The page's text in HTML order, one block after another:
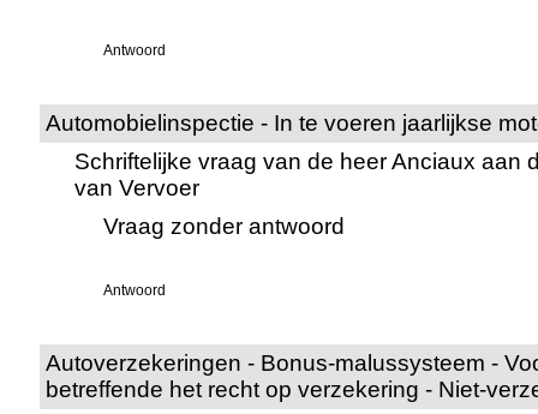
Antwoord
Automobielinspectie - In te voeren jaarlijkse
Schriftelijke vraag van de heer Anciaux aan
van Vervoer
Vraag zonder antwoord
Antwoord
Autoverzekeringen - Bonus-malussysteem -
betreffende het recht op verzekering - Niet-